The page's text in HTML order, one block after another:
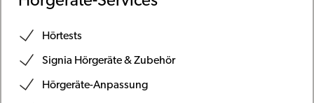
Hörtests
Signia Hörgeräte & Zubehör
Hörgeräte-Anpassung